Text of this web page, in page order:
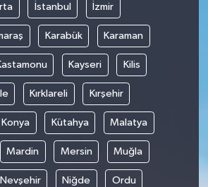
İstanbul İzmir
Karabük Karaman
Kayseri Kilis
Kırklareli Kırşehir
Konya Kütahya Malatya
Mardin Mersin Muğla
Nevşehir Niğde Ordu